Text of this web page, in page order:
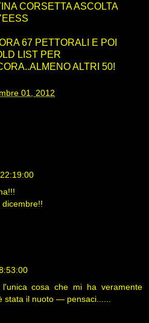
CORSETTA ASCOLTA
67 PETTORALI E POI
LIST PER
ALTRI 50!
01, 2012
cosa che mi ha veramente
stata il nuoto — pensaci......